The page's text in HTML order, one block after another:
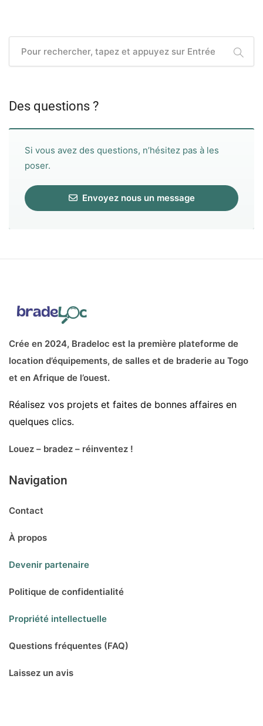
Des questions ?
Si vous avez des questions, n’hésitez pas à les
poser.
Envoyez nous un message
Crée en 2024, Bradeloc est la première plateforme de
location d’équipements, de salles et de braderie au Togo
et en Afrique de l’ouest.
Réalisez vos projets et faites de bonnes affaires en
quelques clics.
Louez – bradez – réinventez !
Navigation
Contact
À propos
Devenir partenaire
Politique de confidentialité
Propriété intellectuelle
Questions fréquentes (FAQ)
Laissez un avis